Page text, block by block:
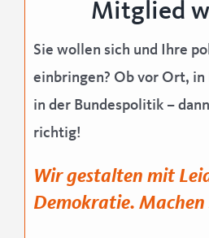
Mitglied
Sie wollen sich und Ihre
einbringen? Ob vor Ort, in
in der Bundespolitik –
richtig!
Wir gestalten mit
Demokratie. Machen